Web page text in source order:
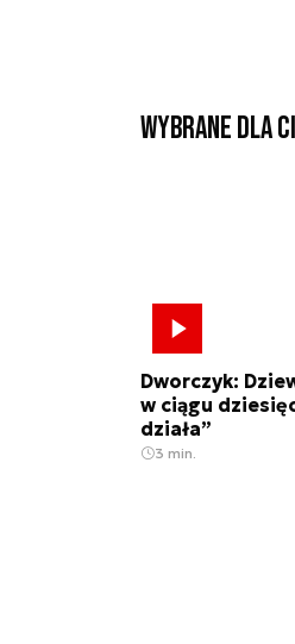
Wybrane dla
Dworczyk:
w ciągu
działa”
3 min.